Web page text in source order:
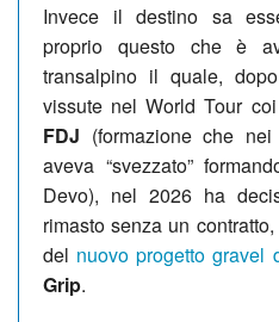
Invece il destino sa
proprio questo che è
transalpino il quale,
vissute nel World Tour
FDJ (formazione che
aveva “svezzato”
Devo), nel 2026 ha
rimasto senza un
del nuovo progetto gravel
Grip.